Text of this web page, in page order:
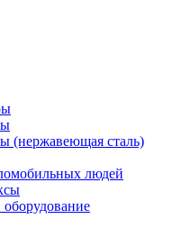
(нержавеющая сталь)
людей